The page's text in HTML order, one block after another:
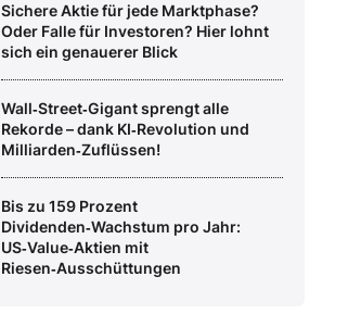
Sichere Aktie für jede Marktphase?
Oder Falle für Investoren? Hier lohnt
sich ein genauerer Blick
Wall‑Street‑Gigant sprengt alle
Rekorde – dank KI‑Revolution und
Milliarden‑Zuflüssen!
Bis zu 159 Prozent
Dividenden‑Wachstum pro Jahr:
US‑Value‑Aktien mit
Riesen‑Ausschüttungen